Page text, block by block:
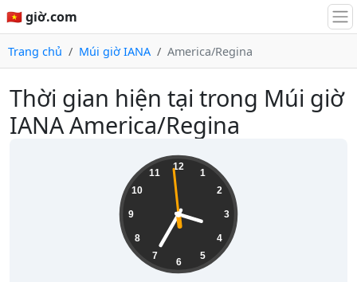
🇻🇳 giờ.com
Trang chủ Múi giờ IANA America/Regina
Thời gian hiện tại trong Múi giờ
IANA America/Regina
12
1
2
3
4
5
6
7
8
9
10
11